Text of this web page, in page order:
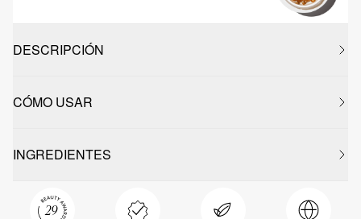
DESCRIPCIÓN
CÓMO USAR
INGREDIENTES